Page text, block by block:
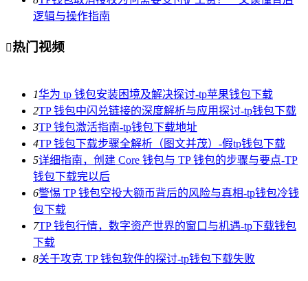
逻辑与操作指南
热门视频
1华为 tp 钱包安装困境及解决探讨-tp苹果钱包下载
2TP 钱包中闪兑链接的深度解析与应用探讨-tp钱包下载
3TP 钱包激活指南-tp钱包下载地址
4TP 钱包下载步骤全解析（图文并茂）-假tp钱包下载
5详细指南，创建 Core 钱包与 TP 钱包的步骤与要点-TP
钱包下载完以后
6警惕 TP 钱包空投大额币背后的风险与真相-tp钱包冷钱
包下载
7TP 钱包行情，数字资产世界的窗口与机遇-tp下载钱包
下载
8关于攻克 TP 钱包软件的探讨-tp钱包下载失败